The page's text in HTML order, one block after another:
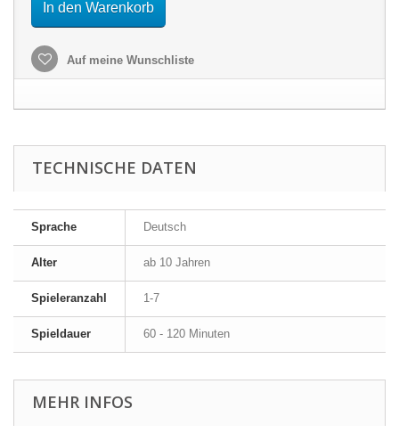
In den Warenkorb
Auf meine Wunschliste
TECHNISCHE DATEN
Sprache Deutsch
Alter ab 10 Jahren
Spieleranzahl 1-7
Spieldauer 60 - 120 Minuten
MEHR INFOS